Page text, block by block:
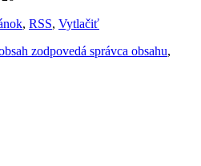
, RSS, Vytlačiť
zodpovedá správca obsahu,